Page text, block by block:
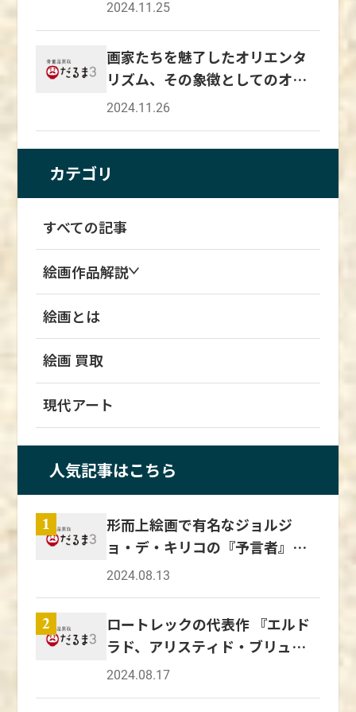
2024.11.25
画家たちを魅了したオリエンタ
リズム、その象徴としてのオダ
リスク
2024.11.26
カテゴリ
すべての記事
絵画作品解説
絵画とは
絵画 買取
現代アート
人気記事はこちら
1
形而上絵画で有名なジョルジ
ョ・デ・キリコの『予言者』の
魅力を解説！
2024.08.13
2
ロートレックの代表作 『エルド
ラド、アリスティド・ブリュア
ン、彼のキャバレにて』は日本
2024.08.17